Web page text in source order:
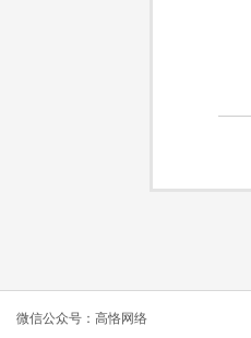
微信公众号：高恪网络